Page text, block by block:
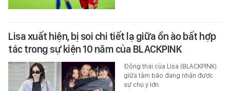
Lisa xuất hiện, bị soi chi tiết lạ giữa ồn ào bất hợp
tác trong sự kiện 10 năm của BLACKPINK
Động thái của Lisa (BLACKPINK)
giữa tâm bão đang nhận được
sự chú ý lớn.